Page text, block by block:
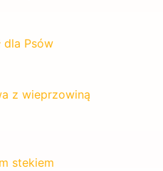
dla Psów
z wieprzowiną
stekiem